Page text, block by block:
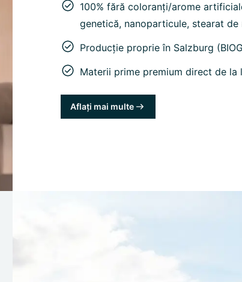
100% fără coloranți/arome
genetică, nanoparticule, stearat de
Producție proprie în Salzburg
Materii prime premium direct de la
Aflați mai multe